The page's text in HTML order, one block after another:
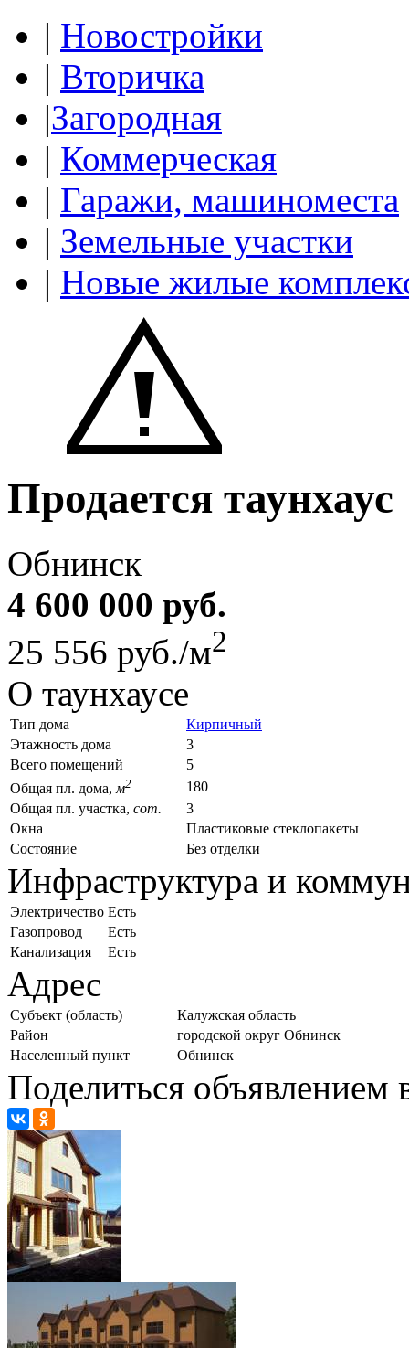
| Новостройки
| Вторичка
|Загородная
| Коммерческая
| Гаражи, машиноместа
| Земельные участки
| Новые жилые
Продается таунхаус
Обнинск
4 600 000 руб.
25 556 руб./м2
О таунхаусе
Тип дома
Кирпичный
Этажность дома
3
Всего помещений
5
Общая пл. дома, м2
180
Общая пл. участка, сот.
3
Окна
Пластиковые стеклопакеты
Состояние
Без отделки
Инфраструктура и
Электричество Есть
Газопровод
Есть
Канализация
Есть
Адрес
Субъект (область)
Калужская область
Район
городской округ Обнинск
Населенный пункт
Обнинск
Поделиться объявлением